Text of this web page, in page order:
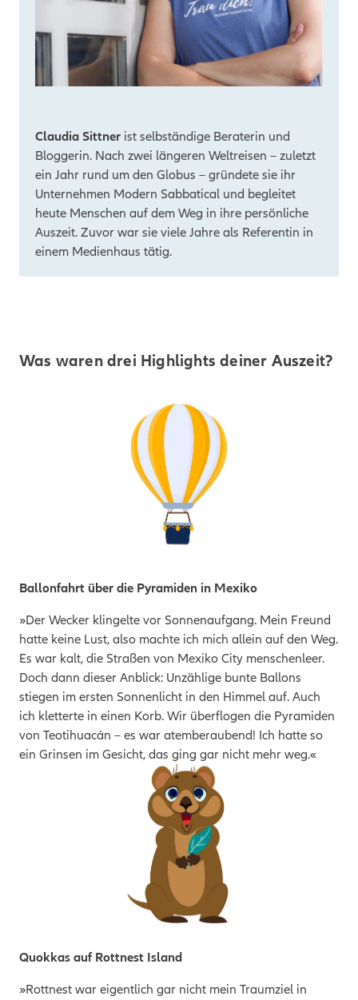
Claudia Sittner ist selbständige Beraterin und
Bloggerin. Nach zwei längeren Weltreisen – zuletzt
ein Jahr rund um den Globus – gründete sie ihr
Unternehmen Modern Sabbatical und begleitet
heute Menschen auf dem Weg in ihre persönliche
Auszeit. Zuvor war sie viele Jahre als Referentin in
einem Medienhaus tätig.
Was waren drei Highlights deiner Auszeit?
Quokkas auf Rottnest Island
»Rottnest war eigentlich gar nicht mein Traumziel in
Ballonfahrt über die Pyramiden in Mexiko
»Der Wecker klingelte vor Sonnenaufgang. Mein Freund
hatte keine Lust, also machte ich mich allein auf den Weg.
Es war kalt, die Straßen von Mexiko City menschenleer.
Doch dann dieser Anblick: Unzählige bunte Ballons
stiegen im ersten Sonnenlicht in den Himmel auf. Auch
ich kletterte in einen Korb. Wir überflogen die Pyramiden
von Teotihuacán – es war atemberaubend! Ich hatte so
ein Grinsen im Gesicht, das ging gar nicht mehr weg.«